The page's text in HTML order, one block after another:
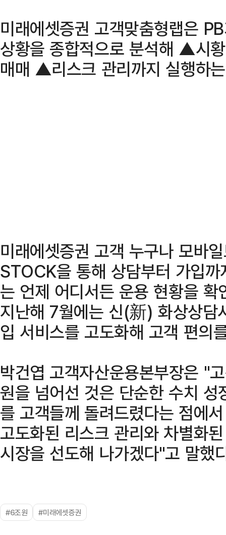
미래에셋증권 고객맞춤형랩은
상황을 종합적으로 분석해 ▲시
매매 ▲리스크 관리까지 실행하
미래에셋증권 고객 누구나 모바
STOCK을 통해 상담부터 가입
는 언제 어디서든 운용 현황을
지난해 7월에는 신(新) 화상상담
입 서비스를 고도화해 고객 편의
박건엽 고객자산운용본부장은 "
원을 넘어선 것은 단순한 수치
를 고객들께 돌려드렸다는 점에
고도화된 리스크 관리와 차별화
시장을 선도해 나가겠다"고 말했
#6조원 #미래에셋증권